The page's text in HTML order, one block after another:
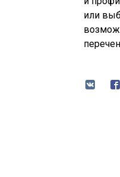
или